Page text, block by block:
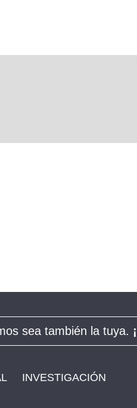
sea también la tuya. ¡
INVESTIGACIÓN